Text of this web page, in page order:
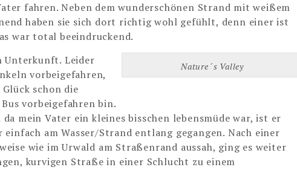
fahren. Neben dem wunderschönen Strand mit weißem
haben sie sich dort richtig wohl gefühlt, denn einer ist
war total beeindruckend.
Nature´s Valley
Unterkunft. Leider
vorbeigefahren,
schon die
vorbeigefahren bin.
mein Vater ein kleines bisschen lebensmüde war, ist er
am Wasser/Strand entlang gegangen. Nach einer
wie im Urwald am Straßenrand aussah, ging es weiter
kurvigen Straße in einer Schlucht zu einem